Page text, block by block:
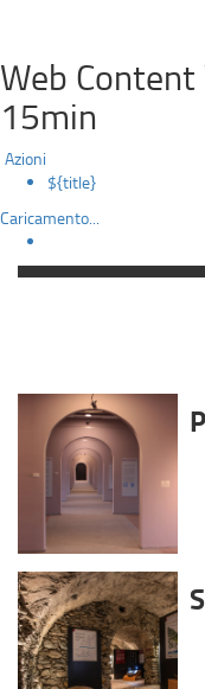
Web Content
15min
Azioni
${title}
Caricamento...